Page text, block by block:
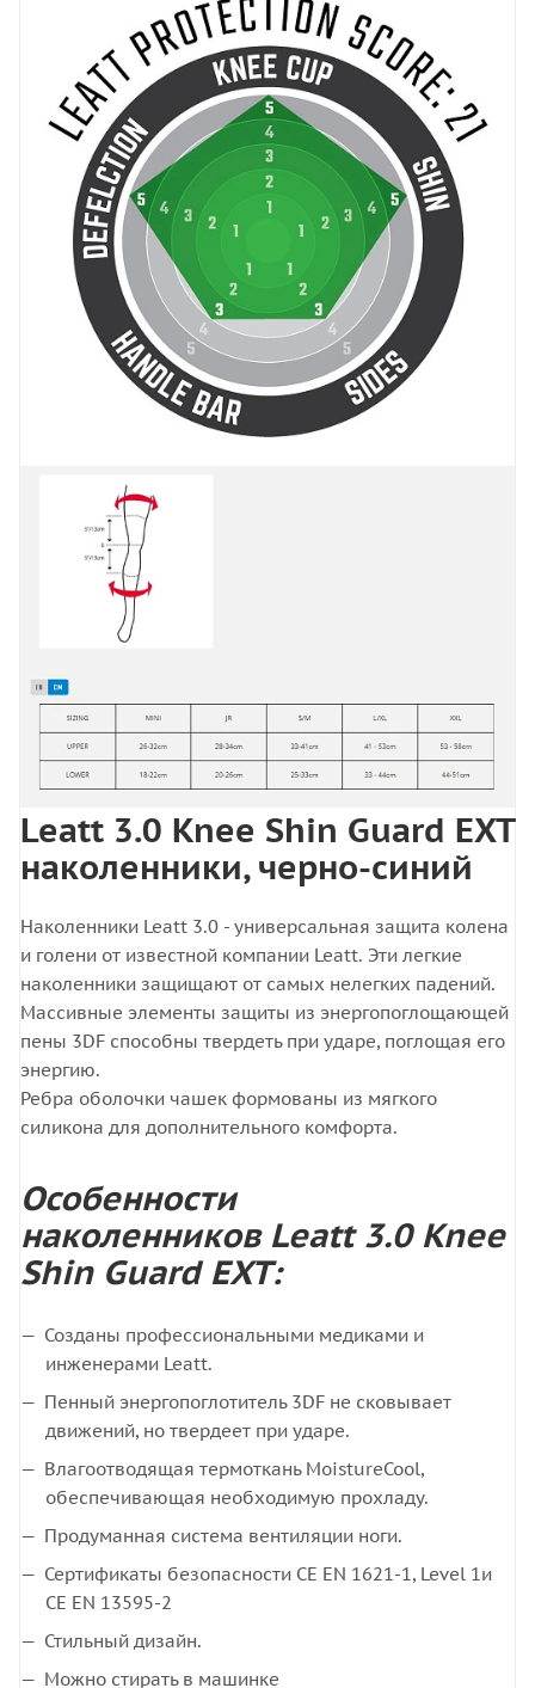
Leatt 3.0 Knee Shin Guard EXT
наколенники, черно-синий
Наколенники Leatt 3.0 - универсальная защита колена
и голени от известной компании Leatt. Эти легкие
наколенники защищают от самых нелегких падений.
Массивные элементы защиты из энергопоглощающей
пены 3DF способны твердеть при ударе, поглощая его
энергию.
Ребра оболочки чашек формованы из мягкого
силикона для дополнительного комфорта.
Особенности
наколенников Leatt 3.0 Knee
Shin Guard EXT:
Созданы профессиональными медиками и
инженерами Leatt.
Пенный энергопоглотитель 3DF не сковывает
движений, но твердеет при ударе.
Влагоотводящая термоткань MoistureCool,
обеспечивающая необходимую прохладу.
Продуманная система вентиляции ноги.
Сертификаты безопасности CE EN 1621-1, Level 1и
СЕ EN 13595-2
Стильный дизайн.
Можно стирать в машинке